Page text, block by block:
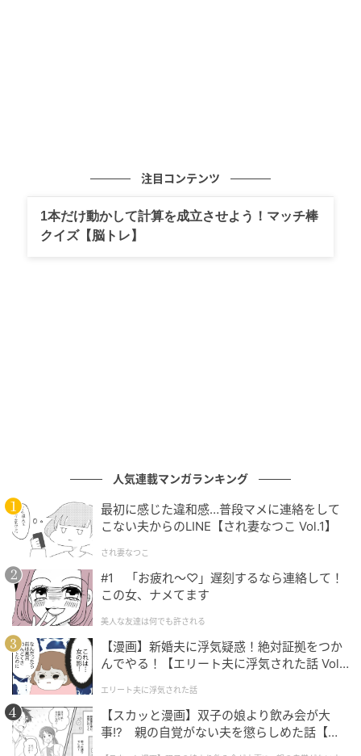
出典:beautyまとめ
出典:beautyまとめ
まずは、昨年は発売後すぐに姿を消したという大人気
注目コンテンツ
1本だけ動かして計算を成立させよう！マッチ棒
クイズ【脳トレ】
人気連載マンガランキング
最初に感じた違和感…普段マメに連絡をして
こない夫からのLINE【され妻なつこ Vol.1】
され妻なつこ
#1 「お疲れ〜♡」遅刻するなら連絡して！
この女、ナメてます
美人な友達は何でも許される
【漫画】新婚夫に浮気疑惑！絶対証拠をつか
んでやる！【エリート夫に浮気された話 Vol.
エリート夫に浮気された話
【スカッと漫画】双子の娘より飲み会が大
事!? 親の自覚がない夫を懲らしめた話【第1